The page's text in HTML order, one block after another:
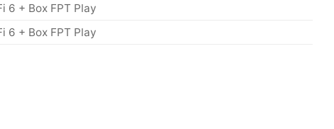
6 + Box FPT Play
6 + Box FPT Play